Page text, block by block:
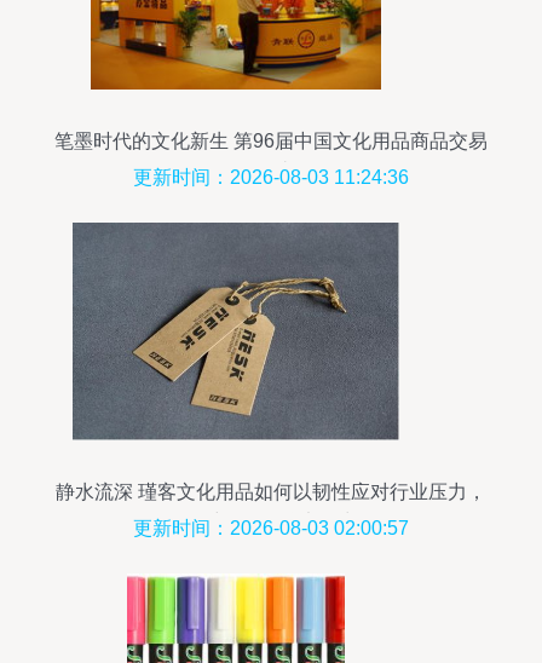
笔墨时代的文化新生 第96届中国文化用品商品交易
会巡礼
更新时间：2026-08-03 11:24:36
静水流深 瑾客文化用品如何以韧性应对行业压力，
多维构筑品牌竞争力
更新时间：2026-08-03 02:00:57